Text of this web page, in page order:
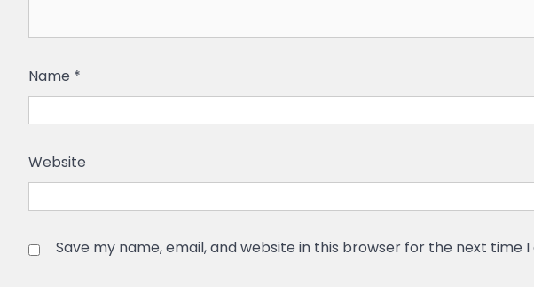
Name *
Website
Save my name, email, and website in this browser for the next time